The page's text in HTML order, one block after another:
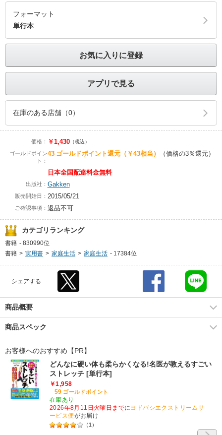
フォーマット
単行本
お気に入りに登録
アプリで見る
在庫のある店舗（0）
価格： ￥1,430（税込）
ゴールドポイン
ト：
43 ゴールドポイント還元（￥43相当） （価格の3％還元）
日本全国配達料金無料
出版社： Gakken
販売開始日： 2015/05/21
ご確認事項： 返品不可
カテゴリランキング
書籍 - 830990位
書籍 > 実用書 > 家庭生活 > 家庭生活 - 17384位
シェアする
商品概要
商品スペック
お客様へのおすすめ【PR】
どんなに硬い体も柔らかくなる!名医が教えるすごい
ストレッチ [単行本]
￥1,958
59 ゴールドポイント
在庫あり
2026年8月11日火曜日までにヨドバシエクストリームサ
ービス便がお届け
（ 1 ）